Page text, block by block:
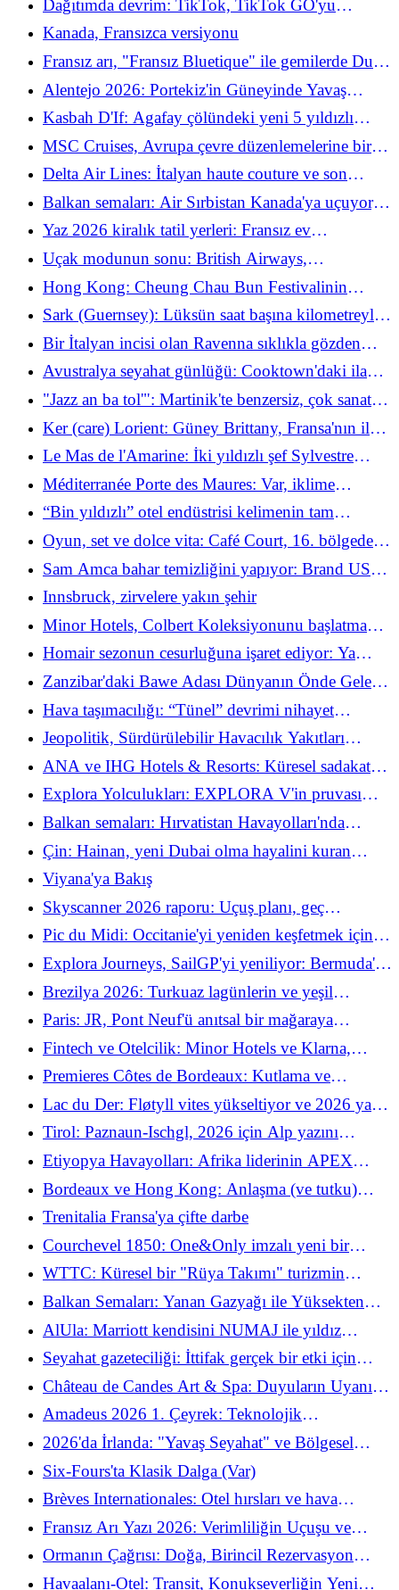
Dağıtımda devrim: TikTok, TikTok GO'yu
piyasaya sürdü ve küresel seyahat pazarını ele
geçirdi
Kanada, Fransızca versiyonu
Fransız arı, "Fransız Bluetique" ile gemilerde Duty
Free'yi yeniden keşfediyor
Alentejo 2026: Portekiz'in Güneyinde Yavaş
Seyahat Manifestosu
Kasbah D'If: Agafay çölündeki yeni 5 yıldızlı
sığınak
MSC Cruises, Avrupa çevre düzenlemelerine bir
adım önde başlıyor
Delta Air Lines: İtalyan haute couture ve son
teknoloji kozmetik ürünleri Premium sınıfını
yeniden büyülüyor
Balkan semaları: Air Sırbistan Kanada'ya uçuyor,
ikincil havalimanları baskı altında
Yaz 2026 kiralık tatil yerleri: Fransız ev
sahiplerinden fiyatlandırma (ve insani) bilgeliği
konusunda şaşırtıcı ders
Uçak modunun sonu: British Airways,
Pandora'nın Zoom toplantı kutusunu 10.000 metre
yükseklikte açtı
Hong Kong: Cheung Chau Bun Festivalinin
heyecanı Mayıs 2026'da geri dönüyor
Sark (Guernsey): Lüksün saat başına kilometreyle
(ve permakültürde) ölçüldüğü, araç trafiğine kapalı
ada
Bir İtalyan incisi olan Ravenna sıklıkla gözden
kaçar
Avustralya seyahat günlüğü: Cooktown'daki ilahi
gemi kazası ile Cairns'deki Aborijin heyecanı
arasında
"Jazz an ba tol'": Martinik'te benzersiz, çok sanatsal
ve toplumsal bir etkinliğin kalbine dalma
Ker (care) Lorient: Güney Brittany, Fransa'nın ilk
"DestinationPay" uygulamasını başlattı (ve bundan
nasıl yararlanılacağı)
Le Mas de l'Amarine: İki yıldızlı şef Sylvestre
Wahid, gizli sığınağını Alpilles'in mücevherine
dönüştürdüğünde
Méditerranée Porte des Maures: Var, iklime
dayanıklılık ve katılım için "gösterişli" bir tavır
sergiliyor
“Bin yıldızlı” otel endüstrisi kelimenin tam
anlamıyla yeniden icat edildi: Guzet Gözlemevi,
Pireneler'e çadırlarını dikti
Oyun, set ve dolce vita: Café Court, 16. bölgedeki
yeni güneş saklanma yeri olarak öne çıkıyor
Sam Amca bahar temizliğini yapıyor: Brand USA
(nihayet) Amerikan gümrük fobisiyle mücadele
ediyor
Innsbruck, zirvelere yakın şehir
Minor Hotels, Colbert Koleksiyonunu başlatmak
için İtalya'daki (muhtemelen) en eski oteli satın aldı
Homair sezonun cesurluğuna işaret ediyor: Ya
müşterileriniz (kelimenin tam anlamıyla) geri
dönse?
Zanzibar'daki Bawe Adası Dünyanın Önde Gelen
Otelleri arasına katılıyor
Hava taşımacılığı: “Tünel” devrimi nihayet
havalimanlarımızı özgürleştirecek mi?
Jeopolitik, Sürdürülebilir Havacılık Yakıtları
(CAD) ve bölgesel gerilimler: havacılık bir dönüm
noktasında
ANA ve IHG Hotels & Resorts: Küresel sadakat
kurallarını değiştiren ittifak
Explora Yolculukları: EXPLORA V'in pruvası
suya değiyor, filo büyüyor
Balkan semaları: Hırvatistan Havayolları'nda
korku, Air Sırbistan saldırısı ve büyük kış
manevraları
Çin: Hainan, yeni Dubai olma hayalini kuran
tropik ada
Viyana'ya Bakış
Skyscanner 2026 raporu: Uçuş planı, geç
kalanların %28'ini "yakalayacak"
Pic du Midi: Occitanie'yi yeniden keşfetmek için
2.877 metre yükseklikte bir ziyafet
Explora Journeys, SailGP'yi yeniliyor: Bermuda'da
şık (ve çok yüksek hızlı) bir dalış
Brezilya 2026: Turkuaz lagünlerin ve yeşil
turizmin dünya taç giyme töreni
Paris: JR, Pont Neuf'ü anıtsal bir mağaraya
dönüştürüyor
Fintech ve Otelcilik: Minor Hotels ve Klarna,
ödeme anlaşmazlıklarına son verilmesini imzaladı
Premieres Côtes de Bordeaux: Kutlama ve
paylaşma imzasıyla 31. baskı
Lac du Der: Fløtyll vites yükseltiyor ve 2026 yazı
için filosunu ikiye katlıyor
Tirol: Paznaun-Ischgl, 2026 için Alp yazını
yeniden tanımlıyor
Etiyopya Havayolları: Afrika liderinin APEX
Ödülleri 2026'da taç giyme töreni
Bordeaux ve Hong Kong: Anlaşma (ve tutku)
evliliği 5 yıl uzatıldı
Trenitalia Fransa'ya çifte darbe
Courchevel 1850: One&Only imzalı yeni bir
simgenin yükselişi
WTTC: Küresel bir "Rüya Takımı" turizmin
geleceğini yönlendirmek için Madrid'e yerleşti
Balkan Semaları: Yanan Gazyağı ile Yüksekten
Uçan Fırsatçılık Arasında
AlUla: Marriott kendisini NUMAJ ile yıldız
balosuna davet ettiğinde
Seyahat gazeteciliği: İttifak gerçek bir etki için
gerekli olana odaklanıyor
Château de Candes Art & Spa: Duyuların Uyanışı
Loire Mirasını Yücelttiğinde
Amadeus 2026 1. Çeyrek: Teknolojik
inovasyonun sağladığı güçlü büyüme
2026'da İrlanda: "Yavaş Seyahat" ve Bölgesel
Uyanış'ın taç giyme töreni
Six-Fours'ta Klasik Dalga (Var)
Brèves Internationales: Otel hırsları ve hava
türbülansı arasında
Fransız Arı Yazı 2026: Verimliliğin Uçuşu ve
Kanada'nın Başarısı
Ormanın Çağrısı: Doğa, Birincil Rezervasyon
Kriteri Haline Geldiğinde
Havaalanı-Otel: Transit, Konukseverliğin Yeni